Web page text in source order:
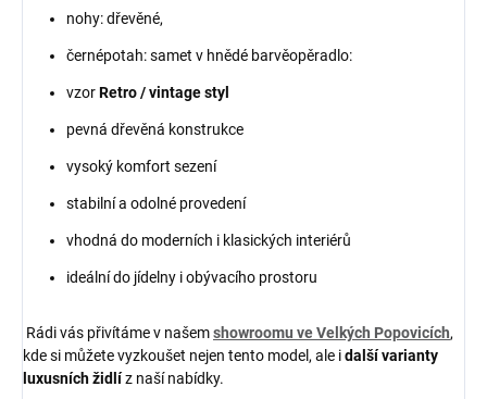
nohy: dřevěné,
černépotah: samet v hnědé barvěopěradlo:
vzorRetro / vintage styl
pevná dřevěná konstrukce
vysoký komfort sezení
stabilní a odolné provedení
vhodná do moderních i klasických interiérů
ideální do jídelny i obývacího prostoru
Rádi vás přivítáme v našemshowroomu ve Velkých Popovicích,
kde si můžete vyzkoušet nejen tento model, ale idalší varianty
luxusních židlíz naší nabídky.